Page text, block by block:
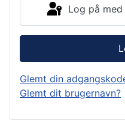
Log på
Glemt din
Glemt dit brugernavn?